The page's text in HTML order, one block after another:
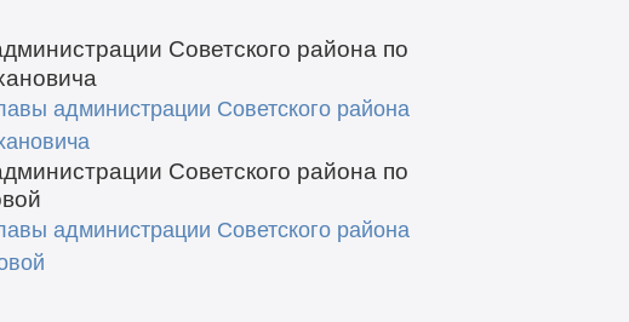
Советского района по
администрации Советского района
Советского района по
администрации Советского района